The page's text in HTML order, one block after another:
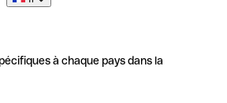
à chaque pays dans la